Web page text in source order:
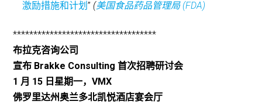
激励措施和计划” (美国食品药品管理局 (FDA)
***********************************
布拉克咨询公司
宣布 Brakke Consulting 首次招聘研讨会
1 月 15 日星期一，VMX
佛罗里达州奥兰多北凯悦酒店宴会厅